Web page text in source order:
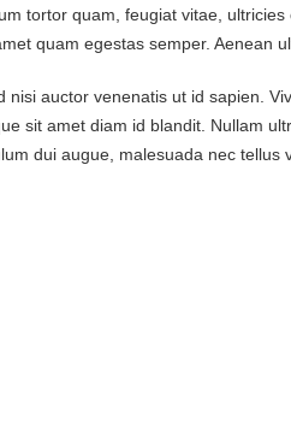
tortor quam, feugiat vitae,
quam egestas semper. Aenean
auctor venenatis ut id sapien.
sit amet diam id blandit. Nullam
dui augue, malesuada nec tellus